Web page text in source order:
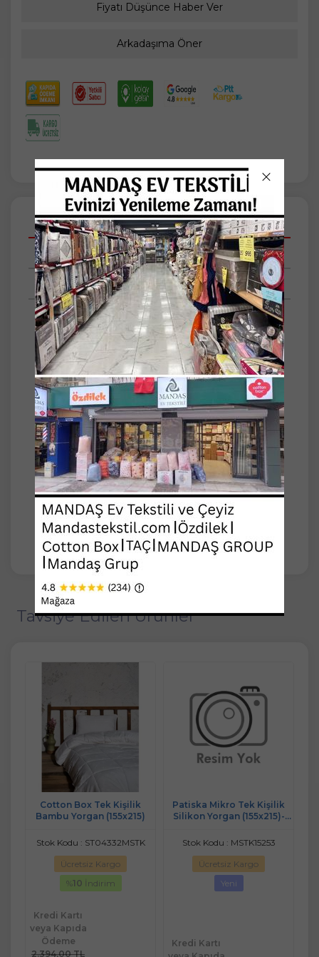
Fiyatı Düşünce Haber Ver
Arkadaşıma Öner
Açıklamalar
Taksit Seçenekleri
Tüm Yorumlar
-Özdilek Cottony Yorgan Seti
-Cottony Yorgan: 160x240cm
-Yastık Kılıfı: 50x70cm (1 Adet)
-Kumaş: Polyester
-Dolgu: Polyester Silikon Elyaf
-30 derecede makinede yıkanabilir.
-Orijinal çantasındadır.
-Santrifüjlü makinede kurutulabilir.
Tavsiye Edilen Ürünler
Cotton Box Tek Kişilik
Bambu Yorgan (155x215)
Stok Kodu : ST04332MSTK
Ücretsiz Kargo
%10 İndirim
Kredi Kartı
veya Kapıda
Ödeme
2.394,00 TL
Patiska Mikro Tek Kişilik
Silikon Yorgan (155x215)-
Stok Kodu : MSTK15253
Ücretsiz Kargo
Yeni
Kredi Kartı